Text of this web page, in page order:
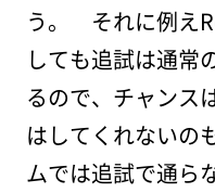
う。 それに例え
しても追試は通常
るので、チャンス
はしてくれない
ムでは追試で通ら